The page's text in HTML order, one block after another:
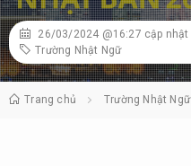
26/03/2024 @16:27 cập nhật
Trường Nhật Ngữ
Trang chủ Trường Nhật Ngữ